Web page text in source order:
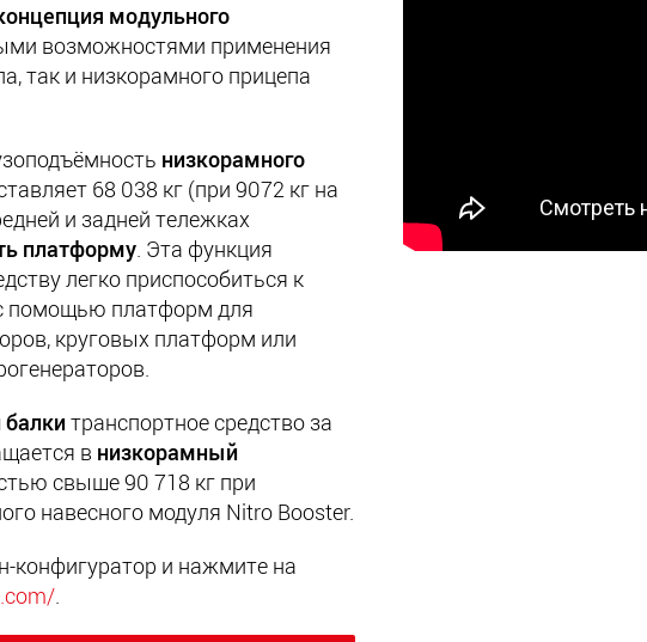
модульного
возможностями применения
так и низкорамного прицепа
низкорамного
68 038 кг (при 9072 кг на
и задней тележках
платформу. Эта функция
легко приспособиться к
помощью платформ для
круговых платформ или
балкитранспортное средство за
в низкорамный
свыше 90 718 кг при
навесного модуля Nitro Booster.
конфигуратор и нажмите на
.